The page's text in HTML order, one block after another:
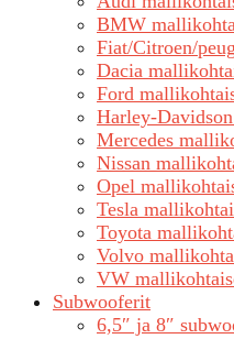
BMW
Fiat/Citroen/
Dacia
Ford
Harley-
Mercedes
Nissan
Opel
Tesla
Toyota
Volvo
VW
Subwooferit
6,5″ ja 8″